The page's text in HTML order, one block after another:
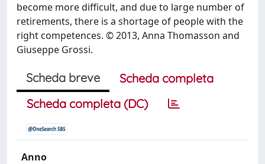
become more difficult, and due to large number of
retirements, there is a shortage of people with the
right competences. © 2013, Anna Thomasson and
Giuseppe Grossi.
Scheda breve
Scheda completa
Scheda completa (DC)
Anno